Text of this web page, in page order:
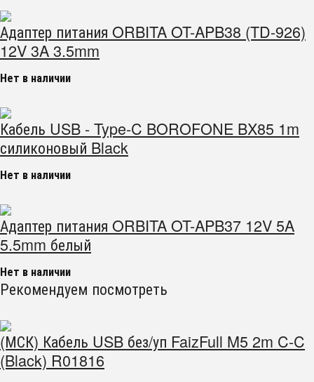
Адаптер питания ORBITA OT-APB38 (TD-926)
12V 3A 3.5mm
Нет в наличии
Кабель USB - Type-C BOROFONE BX85 1m
силиконовый Black
Нет в наличии
Адаптер питания ORBITA OT-APB37 12V 5A
5.5mm белый
Нет в наличии
Рекомендуем посмотреть
(МСК) Кабель USB без/уп FaizFull M5 2m C-C
(Black) R01816